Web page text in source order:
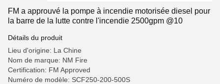
FM a approuvé la pompe à incendie motorisée diesel pour
la barre de la lutte contre l'incendie 2500gpm @10
Détails du produit
Lieu d'origine: La Chine
Nom de marque: NM Fire
Certification: FM Approved
Numéro de modèle: SCF250-200-500S